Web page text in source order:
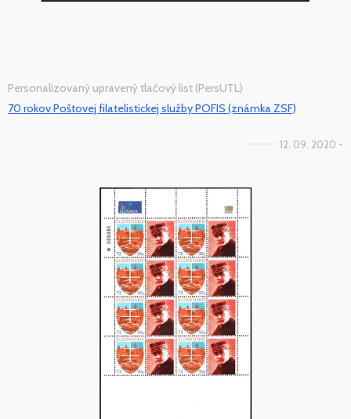
Personalizovaný upravený tlačový list (PersUTL)
70 rokov Poštovej filatelistickej služby POFIS (známka ZSF)
12. 09. 2020 -